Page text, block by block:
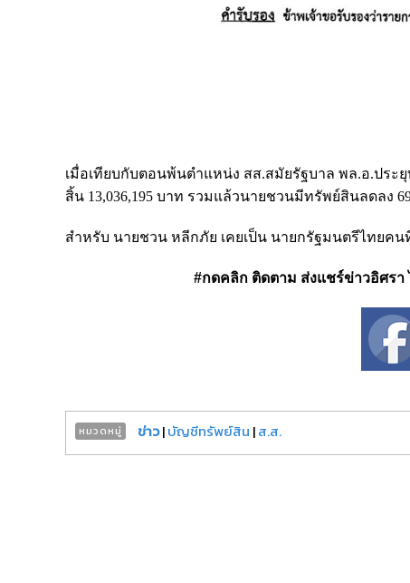
เมื่อเทียบกับตอนพ้นตำแหน่ง สส.สมัยรัฐบาล พล.อ.ประ
สิ้น 13,036,195 บาท รวมแล้วนายชวนมีทรัพย์สินลดลง
สำหรับ นายชวน หลีกภัย เคยเป็น นายกรัฐมนตรีไทยคน
#กดคลิก ติดตาม ส่งแชร์ข่าวอิศรา
หมวดหมู่ ข่าว|บัญชีทรัพย์สิน |ส.ส.